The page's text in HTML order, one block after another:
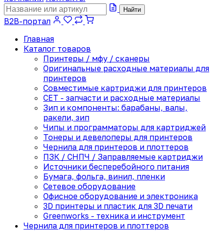
Найти
B2B-портал
Главная
Каталог товаров
Принтеры / мфу / сканеры
Оригинальные расходные материалы для
принтеров
Совместимые картриджи для принтеров
CET - запчасти и расходные материалы
Зип и компоненты: барабаны, валы,
ракели, зип
Чипы и программаторы для картриджей
Тонеры и девелоперы для принтеров
Чернила для принтеров и плоттеров
ПЗК / СНПЧ / Заправляемые картриджи
Источники бесперебойного питания
Бумага, фольга, винил, пленки
Сетевое оборудование
Офисное оборудование и электроника
3D принтеры и пластик для 3D печати
Greenworks - техника и инструмент
Чернила для принтеров и плоттеров